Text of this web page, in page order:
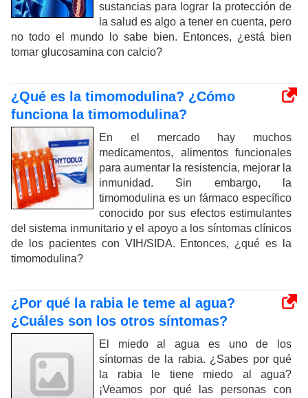
sustancias para lograr la protección de
la salud es algo a tener en cuenta, pero
no todo el mundo lo sabe bien. Entonces, ¿está bien
tomar glucosamina con calcio?
¿Qué es la timomodulina? ¿Cómo
funciona la timomodulina?
En el mercado hay muchos
medicamentos, alimentos funcionales
para aumentar la resistencia, mejorar la
inmunidad. Sin embargo, la
timomodulina es un fármaco específico
conocido por sus efectos estimulantes
del sistema inmunitario y el apoyo a los síntomas clínicos
de los pacientes con VIH/SIDA. Entonces, ¿qué es la
timomodulina?
¿Por qué la rabia le teme al agua?
¿Cuáles son los otros síntomas?
El miedo al agua es uno de los
síntomas de la rabia. ¿Sabes por qué
la rabia le tiene miedo al agua?
¡Veamos por qué las personas con